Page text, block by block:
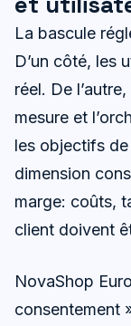
La bascule
D’un côté, les
réel. De
mesure et
les objectifs
dimension
marge: coûts,
client doivent
NovaShop
consentement